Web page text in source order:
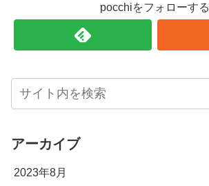
pocchiをフォローする
アーカイブ
2023年8月